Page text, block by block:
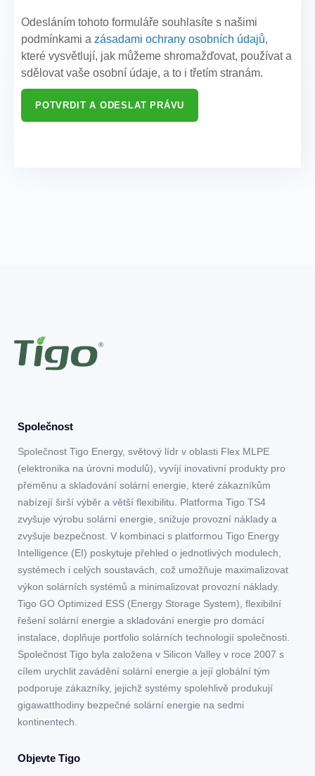
Odesláním tohoto formuláře souhlasíte s našimi
podmínkami a zásadami ochrany osobních údajů,
které vysvětlují, jak můžeme shromažďovat, používat a
sdělovat vaše osobní údaje, a to i třetím stranám.
Společnost
Společnost Tigo Energy, světový lídr v oblasti Flex MLPE
(elektronika na úrovni modulů), vyvíjí inovativní produkty pro
přeměnu a skladování solární energie, které zákazníkům
nabízejí širší výběr a větší flexibilitu. Platforma Tigo TS4
zvyšuje výrobu solární energie, snižuje provozní náklady a
zvyšuje bezpečnost. V kombinaci s platformou Tigo Energy
Intelligence (EI) poskytuje přehled o jednotlivých modulech,
systémech i celých soustavách, což umožňuje maximalizovat
výkon solárních systémů a minimalizovat provozní náklady.
Tigo GO Optimized ESS (Energy Storage System), flexibilní
řešení solární energie a skladování energie pro domácí
instalace, doplňuje portfolio solárních technologií společnosti.
Společnost Tigo byla založena v Silicon Valley v roce 2007 s
cílem urychlit zavádění solární energie a její globální tým
podporuje zákazníky, jejichž systémy spolehlivě produkují
gigawatthodiny bezpečné solární energie na sedmi
kontinentech.
Objevte Tigo